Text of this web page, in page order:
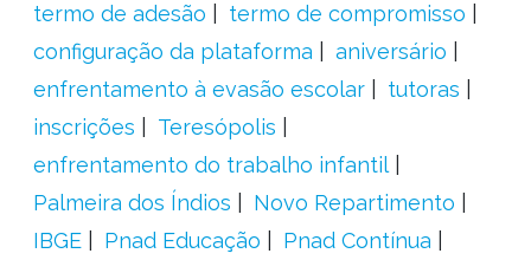
termo de adesão
termo de compromisso
configuração da plataforma
aniversário
enfrentamento à evasão escolar
tutoras
inscrições
Teresópolis
enfrentamento do trabalho infantil
Palmeira dos Índios
Novo Repartimento
IBGE
Pnad Educação
Pnad Contínua